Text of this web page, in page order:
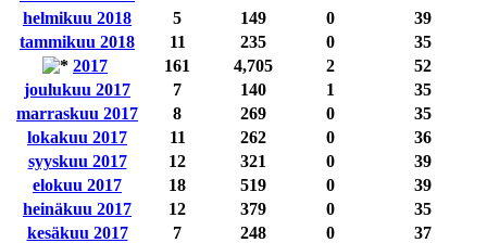
helmikuu 2018
5 149 0
39
tammikuu 2018
11 235 0
35
2017
161 4,705 2
52
joulukuu 2017
7 140 1
35
marraskuu 2017
8 269 0
35
lokakuu 2017
11 262 0
36
syyskuu 2017
12 321 0
39
elokuu 2017
18 519 0
39
heinäkuu 2017
12 379 0
35
kesäkuu 2017
7 248 0
37